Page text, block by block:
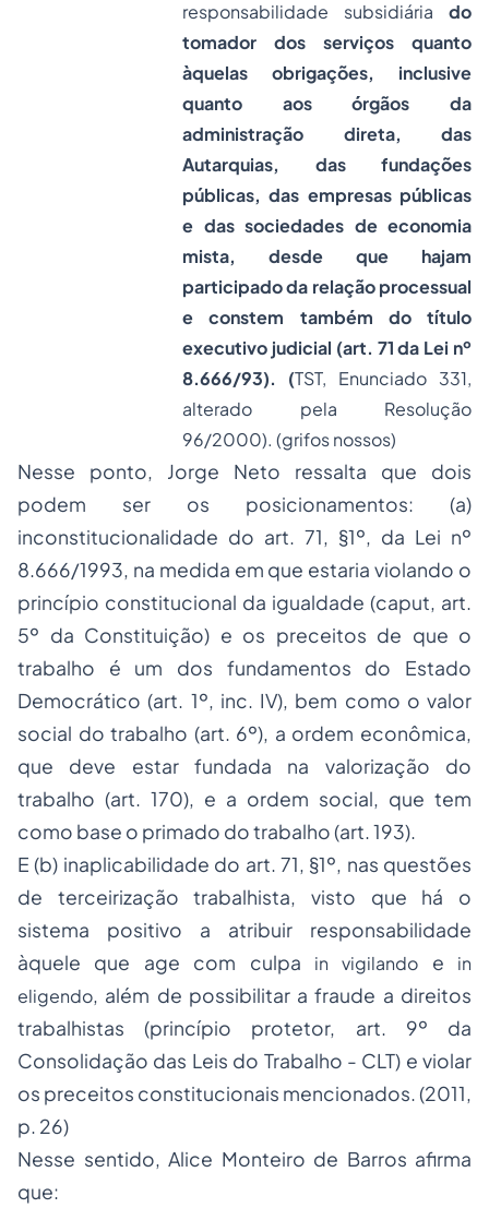
responsabilidade subsidiária do
tomador dos serviços quanto
àquelas obrigações, inclusive
quanto aos órgãos da
administração direta, das
Autarquias, das fundações
públicas, das empresas públicas
e dassociedades de economia
mista, desde que hajam
participado da relação processual
e constem também do título
executivo judicial (art. 71 da Lei nº
8.666/93). (TST, Enunciado 331,
alterado pela Resolução
96/2000). (grifos nossos)
Nesse ponto, Jorge Neto ressalta que dois
podem ser os posicionamentos: (a)
inconstitucionalidade do art. 71, §1º, da Lei nº
8.666/1993, na medida em que estaria violando o
princípio constitucional da igualdade (caput, art.
5º da Constituição) e os preceitos de que o
trabalho é um dos fundamentos do Estado
Democrático (art. 1º, inc. IV), bem como o valor
social do trabalho (art. 6º), a ordem econômica,
que deve estar fundada na valorização do
trabalho (art. 170), e a ordem social, que tem
como base o primado do trabalho (art. 193).
E (b) inaplicabilidade do art. 71, §1º, nas questões
de terceirização trabalhista, visto que há o
sistema positivo a atribuir responsabilidade
àquele que age com culpa in vigilando e in
eligendo, além de possibilitar a fraude a direitos
trabalhistas (princípio protetor, art. 9º da
Consolidação das Leis do Trabalho - CLT) e violar
os preceitos constitucionais mencionados. (2011,
p. 26)
Nesse sentido, Alice Monteiro de Barros afirma
que: